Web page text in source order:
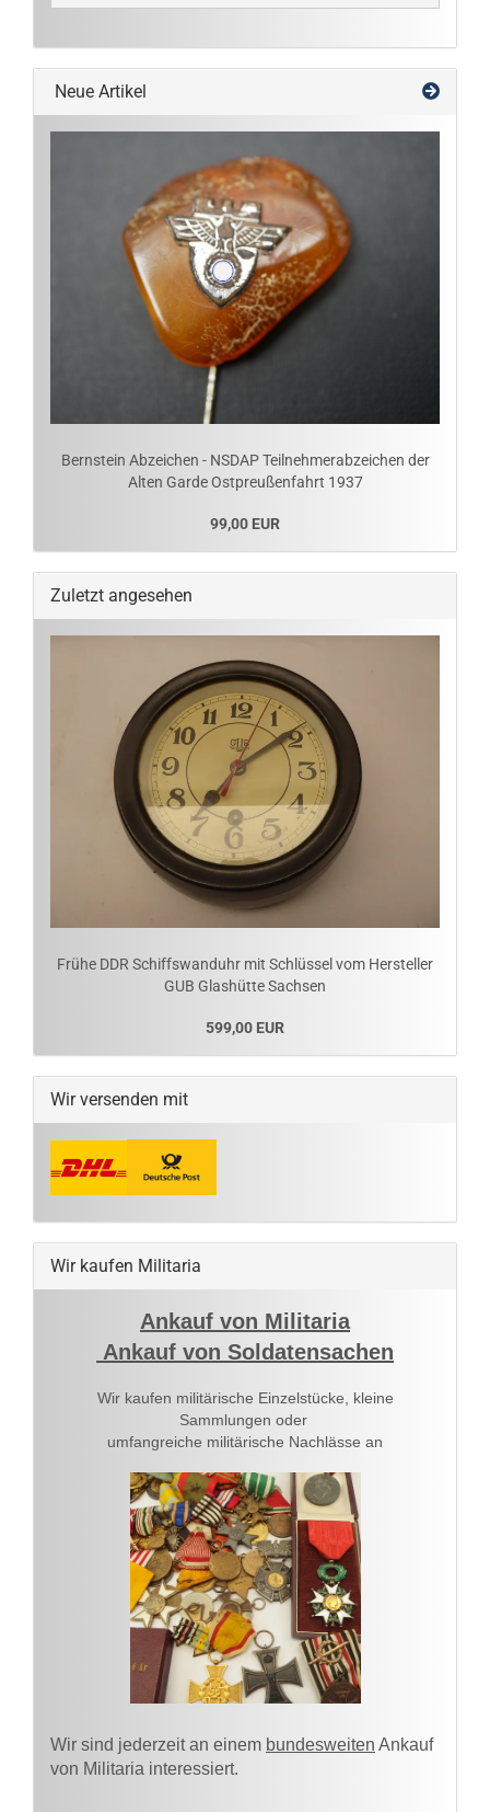
Neue Artikel
Bernstein Abzeichen - NSDAP Teilnehmerabzeichen der
Alten Garde Ostpreußenfahrt 1937
99,00 EUR
Zuletzt angesehen
Frühe DDR Schiffswanduhr mit Schlüssel vom Hersteller
GUB Glashütte Sachsen
599,00 EUR
Wir versenden mit
Wir kaufen Militaria
Ankauf von Militaria
Ankauf von Soldatensachen
Wir kaufen militärische Einzelstücke, kleine
Sammlungen oder
umfangreiche militärische Nachlässe an
Wir sind jederzeit an einem bundesweiten Ankauf
von Militaria interessiert.